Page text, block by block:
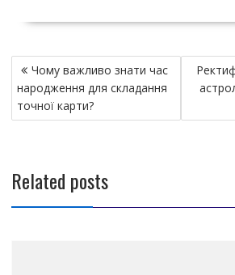
Н
а
в
и
а
ц
и
Чому важливо знати час
народження для складання
точної карти?
Related posts